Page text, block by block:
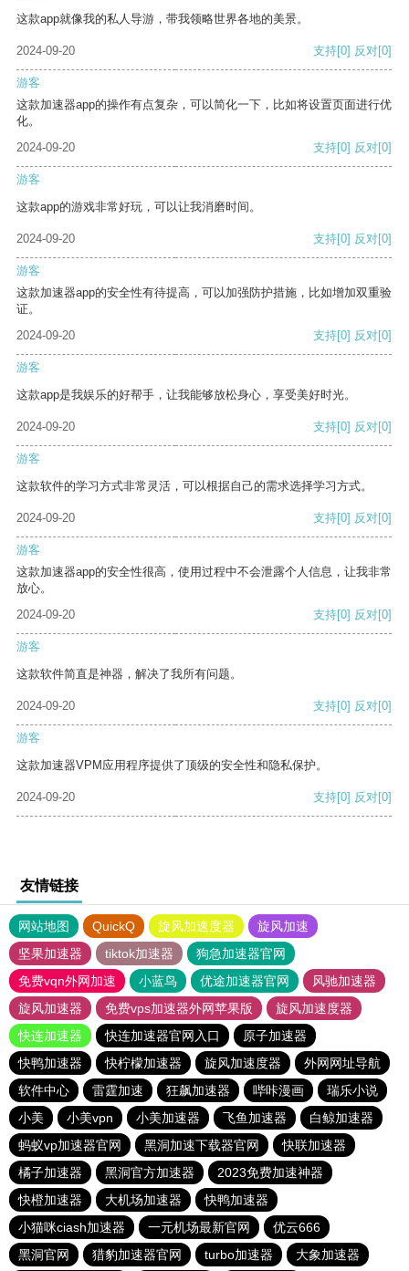
这款app就像我的私人导游，带我领略世界各地的美景。
2024-09-20 支持[0] 反对[0]
游客
这款加速器app的操作有点复杂，可以简化一下，比如将设置页面进行优
化。
2024-09-20
支持[0] 反对[0]
游客
这款app的游戏非常好玩，可以让我消磨时间。
2024-09-20 支持[0] 反对[0]
游客
这款加速器app的安全性有待提高，可以加强防护措施，比如增加双重验
证。
2024-09-20
支持[0] 反对[0]
游客
这款app是我娱乐的好帮手，让我能够放松身心，享受美好时光。
2024-09-20 支持[0] 反对[0]
游客
这款软件的学习方式非常灵活，可以根据自己的需求选择学习方式。
2024-09-20 支持[0] 反对[0]
游客
这款加速器app的安全性很高，使用过程中不会泄露个人信息，让我非常
放心。
2024-09-20
支持[0] 反对[0]
游客
这款软件简直是神器，解决了我所有问题。
2024-09-20 支持[0] 反对[0]
游客
这款加速器VPM应用程序提供了顶级的安全性和隐私保护。
2024-09-20 支持[0] 反对[0]
友情链接
网站地图 QuickQ 旋风加速度器
旋风加速
坚果加速器
tiktok加速器
狗急加速器官网
免费vqn外网加速
小蓝鸟 优途加速器官网
风驰加速器
旋风加速器
免费vps加速器外网苹果版
旋风加速度器
快连加速器
快连加速器官网入口
原子加速器
快鸭加速器
快柠檬加速器 旋风加速度器
外网网址导航
软件中心
雷霆加速 狂飙加速器 哔咔漫画
瑞乐小说
小美
小美vpn 小美加速器 飞鱼加速器
白鲸加速器
蚂蚁vp加速器官网
黑洞加速下载器官网
快联加速器
橘子加速器
黑洞官方加速器
2023免费加速神器
快橙加速器
大机场加速器
快鸭加速器
小猫咪ciash加速器
一元机场最新官网
优云666
黑洞官网
猎豹加速器官网 turbo加速器 大象加速器